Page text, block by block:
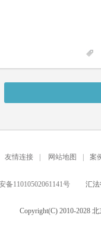
友情连接 网站地图 案
备11010502061141号 汇法
Copyright(C) 2010-2028